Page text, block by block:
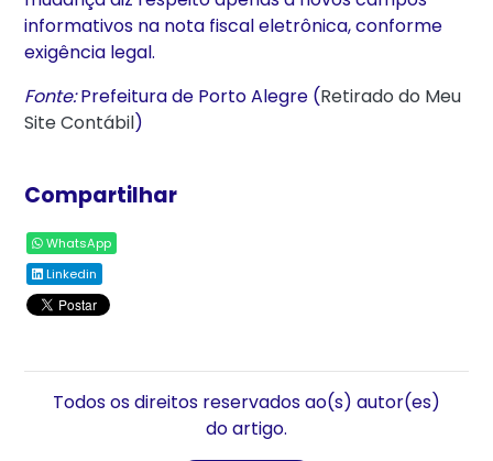
informativos na nota fiscal eletrônica, conforme
exigência legal.
Fonte:Prefeitura de Porto Alegre (Retirado do Meu
Site Contábil)
Compartilhar
WhatsApp
Linkedin
Todos os direitos reservados ao(s) autor(es)
do artigo.